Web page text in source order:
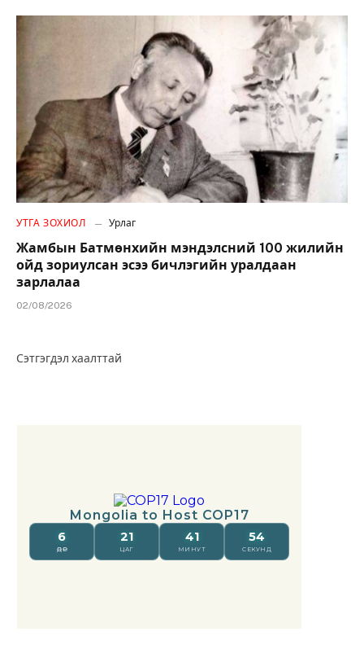
УТГА ЗОХИОЛ Урлаг
Жамбын Батмөнхийн мэндэлсний 100 жилийн
ойд зориулсан эсээ бичлэгийн уралдаан
зарлалаа
02/08/2026
Сэтгэгдэл хаалттай